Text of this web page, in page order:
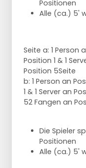
Positionen
Alle (ca.) 5'
Seite a: 1 Person
Position 1 & 1
Position 5Seite
b: 1 Person an
1 & 1 Server an
52 Fangen an
Die Spieler
Positionen
Alle (ca.) 5'